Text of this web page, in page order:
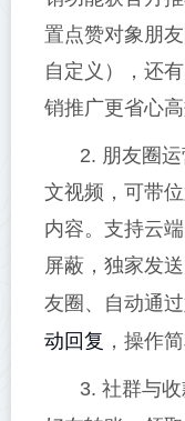
置点赞对象朋
自定义），还
销推广更省心高
2. 朋友圈
文视频，可带
内容。支持云
屏蔽，独家发
友圈、自动通
动回复 ，操作
3. 社群与